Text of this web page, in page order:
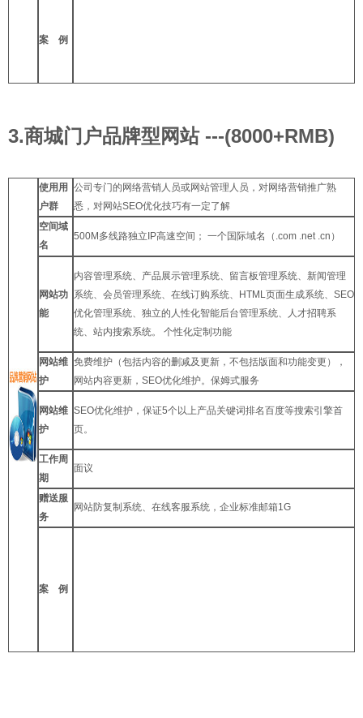
案 例
3.商城门户品牌型网站 ---(8000+RMB)
使用用
户群
公司专门的网络营销人员或网站管理人员，对网络营销推广熟
悉，对网站SEO优化技巧有一定了解
空间域
名
500M多线路独立IP高速空间； 一个国际域名（.com .net .cn）
网站功
能
内容管理系统、产品展示管理系统、留言板管理系统、新闻管理
系统、会员管理系统、在线订购系统、HTML页面生成系统、SEO
优化管理系统、独立的人性化智能后台管理系统、人才招聘系
统、站内搜索系统。 个性化定制功能
网站维
护
免费维护（包括内容的删减及更新，不包括版面和功能变更），
网站内容更新，SEO优化维护。保姆式服务
网站维
护
SEO优化维护，保证5个以上产品关键词排名百度等搜索引擎首
页。
工作周
期
面议
赠送服
务
网站防复制系统、在线客服系统，企业标准邮箱1G
案 例